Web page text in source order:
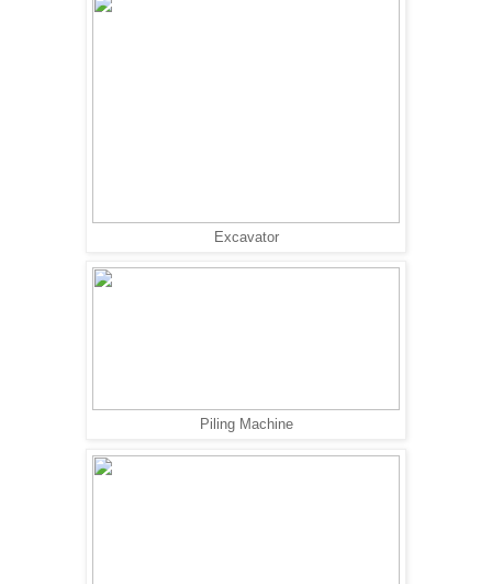
Excavator
Piling Machine